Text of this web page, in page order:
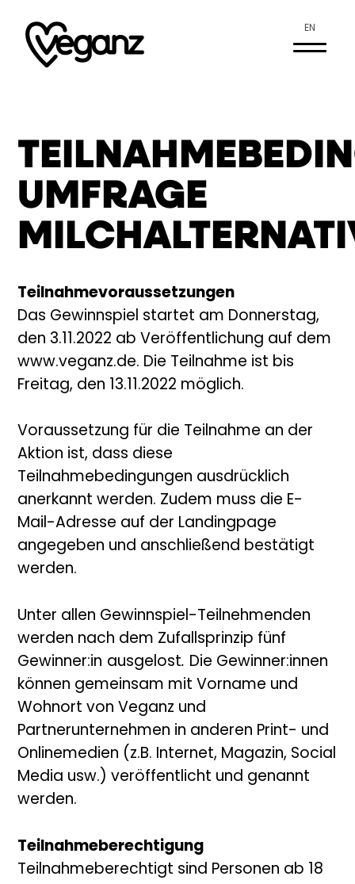
EN
UMFRAGE
Teilnahmevoraussetzungen
Das Gewinnspiel startet am Donnerstag,
den 3.11.2022 ab Veröffentlichung auf dem
www.veganz.de. Die Teilnahme ist bis
Freitag, den 13.11.2022 möglich.
Voraussetzung für die Teilnahme an der
Aktion ist, dass diese
Teilnahmebedingungen ausdrücklich
anerkannt werden. Zudem muss die E-
Mail-Adresse auf der Landingpage
angegeben und anschließend bestätigt
werden.
Unter allen Gewinnspiel-Teilnehmenden
werden nach dem Zufallsprinzip fünf
Gewinner:in ausgelost. Die Gewinner:innen
können gemeinsam mit Vorname und
Wohnort von Veganz und
Partnerunternehmen in anderen Print- und
Onlinemedien (z.B. Internet, Magazin, Social
Media usw.) veröffentlicht und genannt
werden.
Teilnahmeberechtigung
Teilnahmeberechtigt sind Personen ab 18